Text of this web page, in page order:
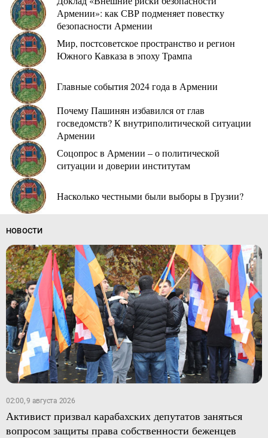
Армении»: как СВР подменяет повестку
безопасности Армении
Мир, постсоветское пространство и регион
Южного Кавказа в эпоху Трампа
Главные события 2024 года в Армении
Почему Пашинян избавился от глав
госведомств? К внутриполитической ситуации
Армении
Соцопрос в Армении – о политической
ситуации и доверии институтам
Насколько честными были выборы в Грузии?
НОВОСТИ
02:00, 9 августа 2026
Активист призвал карабахских депутатов заняться
вопросом защиты права собственности беженцев